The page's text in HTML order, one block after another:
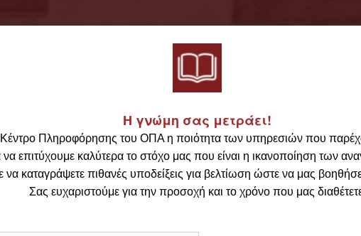
Η γνώμη σας μετράει!
Κέντρο Πληροφόρησης του ΟΠΑ η ποιότητα των υπηρεσιών που
επιτύχουμε καλύτερα το στόχο μας που είναι η ικανοποίηση των
καταγράψετε πιθανές υποδείξεις για βελτίωση ώστε να μας
Σας ευχαριστούμε για την προσοχή και το χρόνο που μας